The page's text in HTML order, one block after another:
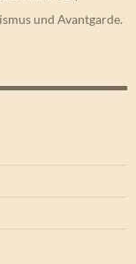
und Avantgarde.